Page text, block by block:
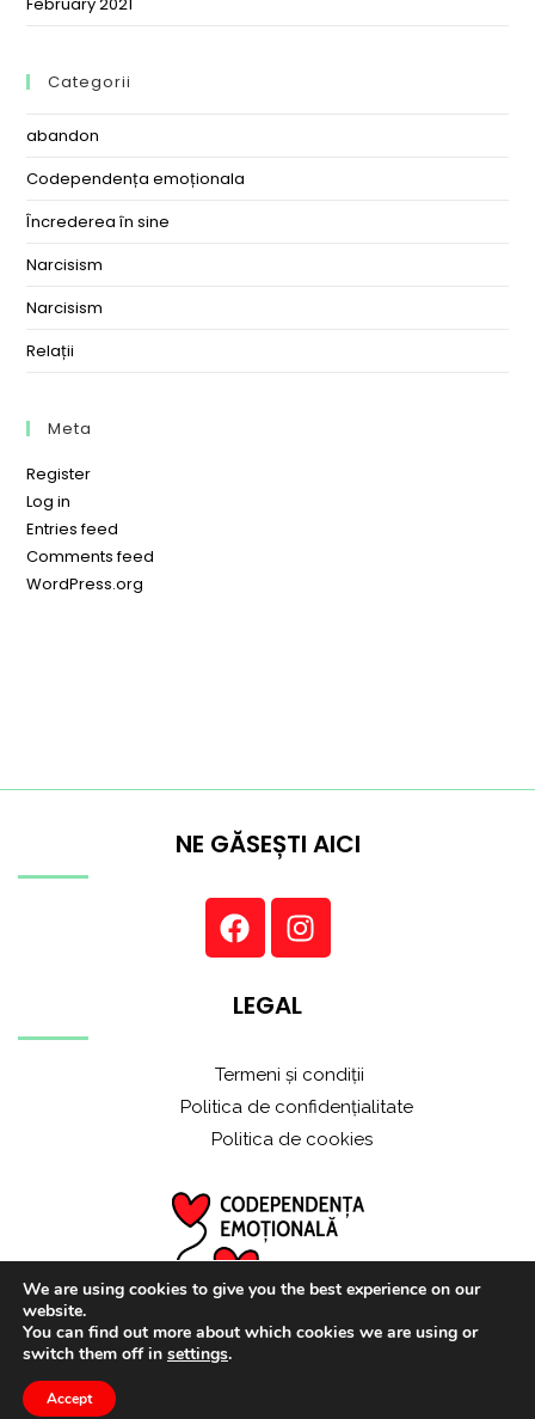
Categorii
abandon
Codependența emoționala
Încrederea în sine
Narcisism
Narcisism
Relații
Meta
Register
Log in
Entries feed
Comments feed
WordPress.org
LEGAL
Termeni și condiții
Politica de confidențialitate
Politica de cookies
NE GĂSEȘTI AICI
We are using cookies to give you the best experience on our
website.
You can find out more about which cookies we are using or
switch them off in settings.
Accept